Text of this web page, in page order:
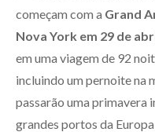
começam com a Grand
Nova York em 29 de
em uma viagem de 92
incluindo um pernoite na
passarão uma primavera
grandes portos da